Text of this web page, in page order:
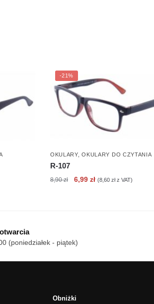
-21%
OKULARY,OKULARY DO CZYTANIA
R-107
8,90zł
Pierwotna
6,99 złAktualna
(8,60 złz VAT)
(poniedziałek - piątek)
Obniżki